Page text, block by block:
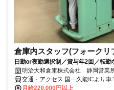
倉庫内スタッフ(フォークリ
日勤or夜勤選択制／賞与年2回／転勤
明治大和倉庫株式会社 静岡営業
交通・アクセス 国一久能ICより車
月給220,000円以上